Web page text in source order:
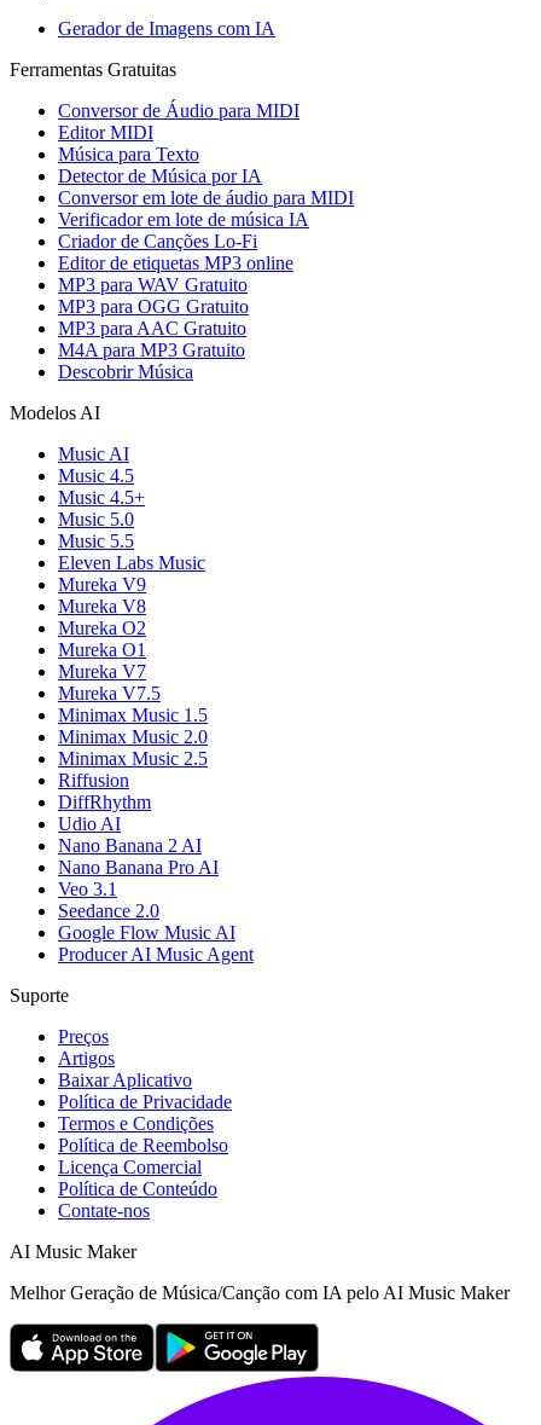
Gerador de Imagens com IA
Ferramentas Gratuitas
Conversor de Áudio para MIDI
Editor MIDI
Música para Texto
Detector de Música por IA
Conversor em lote de áudio para MIDI
Verificador em lote de música IA
Criador de Canções Lo-Fi
Editor de etiquetas MP3 online
MP3 para WAV Gratuito
MP3 para OGG Gratuito
MP3 para AAC Gratuito
M4A para MP3 Gratuito
Descobrir Música
Modelos AI
Music AI
Music 4.5
Music 4.5+
Music 5.0
Music 5.5
Eleven Labs Music
Mureka V9
Mureka V8
Mureka O2
Mureka O1
Mureka V7
Mureka V7.5
Minimax Music 1.5
Minimax Music 2.0
Minimax Music 2.5
Riffusion
DiffRhythm
Udio AI
Nano Banana 2 AI
Nano Banana Pro AI
Veo 3.1
Seedance 2.0
Google Flow Music AI
Producer AI Music Agent
Suporte
Preços
Artigos
Baixar Aplicativo
Política de Privacidade
Termos e Condições
Política de Reembolso
Licença Comercial
Política de Conteúdo
Contate-nos
AI Music Maker
Melhor Geração de Música/Canção com IA pelo AI Music Maker